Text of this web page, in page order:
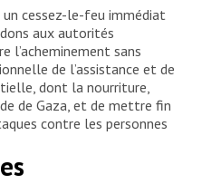
cessez-le-feu immédiat
aux autorités
l’acheminement sans
de l’assistance et de
dont la nourriture,
de Gaza, et de mettre fin
contre les personnes